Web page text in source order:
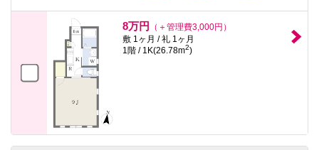
8万円
（＋管理費3,000円）
敷 1ヶ月 / 礼 1ヶ月
1階 / 1K(26.78m2)